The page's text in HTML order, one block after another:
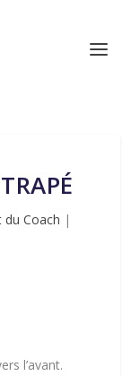
du Coach |
l’avant.